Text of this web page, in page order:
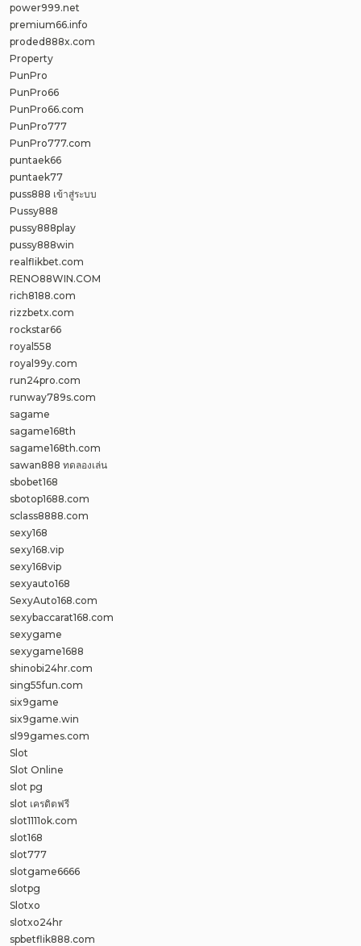
power999.net
premium66.info
proded888x.com
Property
PunPro
PunPro66
PunPro66.com
PunPro777
PunPro777.com
puntaek66
puntaek77
puss888 เข้าสู่ระบบ
Pussy888
pussy888play
pussy888win
realflikbet.com
RENO88WIN.COM
rich8188.com
rizzbetx.com
rockstar66
royal558
royal99y.com
run24pro.com
runway789s.com
sagame
sagame168th
sagame168th.com
sawan888 ทดลองเล่น
sbobet168
sbotop1688.com
sclass8888.com
sexy168
sexy168.vip
sexy168vip
sexyauto168
SexyAuto168.com
sexybaccarat168.com
sexygame
sexygame1688
shinobi24hr.com
sing55fun.com
six9game
six9game.win
sl99games.com
Slot
Slot Online
slot pg
slot เครดิตฟรี
slot1111ok.com
slot168
slot777
slotgame6666
slotpg
Slotxo
slotxo24hr
spbetflik888.com